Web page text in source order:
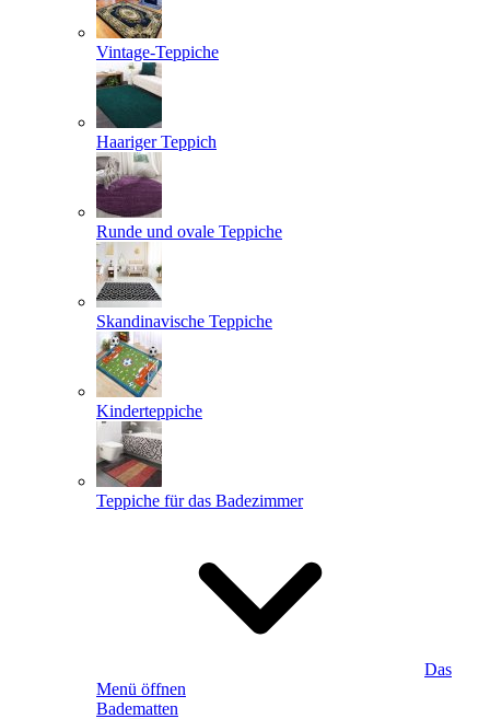
Vintage-Teppiche
Haariger Teppich
Runde und ovale Teppiche
Skandinavische Teppiche
Kinderteppiche
Teppiche für das Badezimmer
Das
Menü öffnen
Badematten